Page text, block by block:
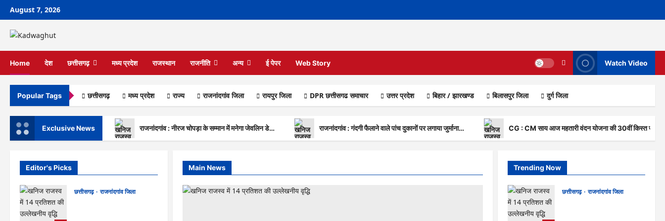
Skip
content
August 7, 2026
Home देश छत्तीसगढ़ मध्य प्रदेश राजस्थान राजनीति अन्य ई पेपर Web Story Watch Video
Popular Tags छत्तीसगढ़ मध्य प्रदेश राज्‍य राजनांदगांव जिला रायपुर जिला DPR छत्तीसगढ समाचार उत्तर प्रदेश बिहार / झारखण्ड बिलासपुर जिला दुर्ग जिला
Exclusive News राजनांदगांव : नीरज चोपड़ा के सम्मान में मनेगा जेवलिन डे… राजनांदगांव : गंदगी फैलाने वाले पांच दुकानों पर लगाया जुर्माना… CG : CM साय आज महतारी वंदन योजना की 30वीं किस्त जारी
Editor's Picks
छत्तीसगढ़
राजनांदगांव जिला
Main News Trending Now
छत्तीसगढ़
राजनांदगांव जिला